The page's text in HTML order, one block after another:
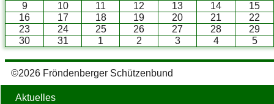
Aktuelles
9
10 11 12 13 14
15
16
17 18 19 20 21
22
23
24 25 26 27 28
29
30
31 1 2 3 4 5
©2026 Fröndenberger Schützenbund